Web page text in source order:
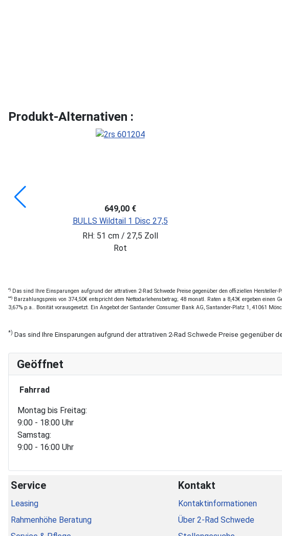
Produkt-Alternativen :
949,00 € 759,20 €
Sie SPAREN: 189,80 €*)
SCOTT Aspect 930
RH: M / 29 Zoll
*) Das sind Ihre Einsparungen aufgrund der attrativen 2-Rad Schwede Preise gegenüber den offiziellen Hersteller-
**) Barzahlungspreis von 374,50€ entspricht dem Nettodarlehensbetrag; 48 monatl. Raten a 8,43€ ergeben
3,67% p.a.. Bonität vorausgesetzt. Ein Angebot der Santander Consumer Bank AG, Santander-Platz 1, 41061
*) Das sind Ihre Einsparungen aufgrund der attrativen 2-Rad Schwede Preise
Geöffnet
Fahrrad
Montag bis Freitag:
9:00 - 18:00 Uhr
Samstag:
9:00 - 16:00 Uhr
Service
Leasing
Rahmenhöhe Beratung
Kontakt
Kontaktinformationen
Über 2-Rad Schwede